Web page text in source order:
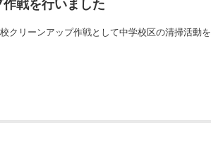
戦を行いました
クリーンアップ作戦として中学校区の清掃活動を